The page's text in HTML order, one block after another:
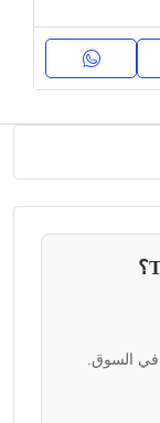
السوق.